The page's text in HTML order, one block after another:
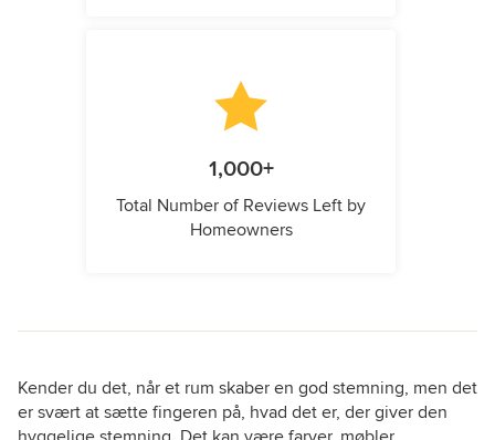
1,000+
Total Number of Reviews Left by
Homeowners
Kender du det, når et rum skaber en god stemning, men det
er svært at sætte fingeren på, hvad det er, der giver den